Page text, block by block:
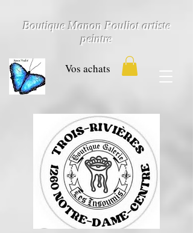
Boutique Manon Pouliot artiste
peintre
Vos achats